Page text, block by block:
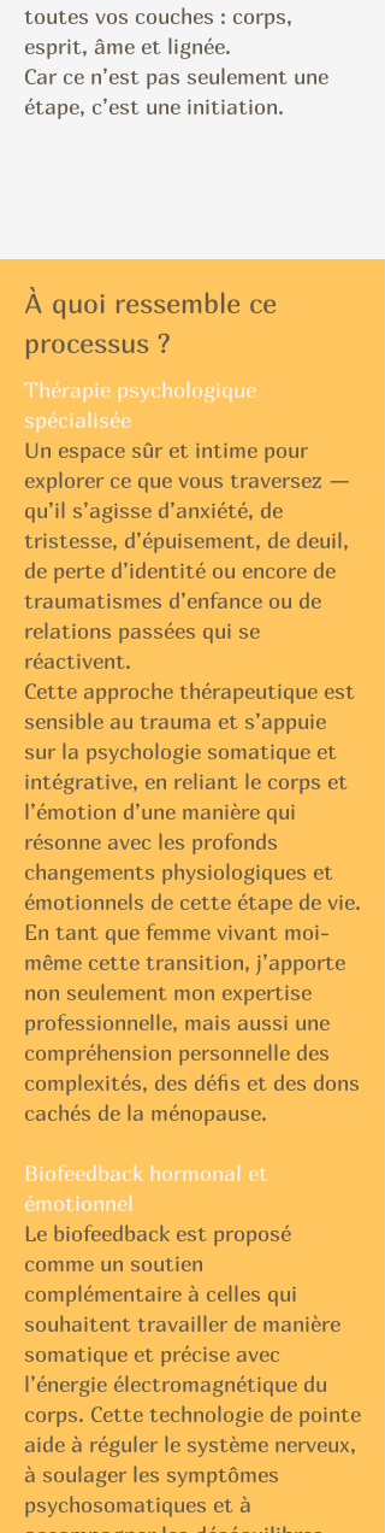
toutes vos couches : corps,
esprit, âme et lignée.
Car ce n’est pas seulement une
étape, c’est une initiation.
À quoi ressemble ce
processus ?
Thérapie psychologique
spécialisée
Un espace sûr et intime pour
explorer ce que vous traversez —
qu’il s’agisse d’anxiété, de
tristesse, d’épuisement, de deuil,
de perte d’identité ou encore de
traumatismes d’enfance ou de
relations passées qui se
réactivent.
Cette approche thérapeutique est
sensible au trauma et s’appuie
sur la psychologie somatique et
intégrative, en reliant le corps et
l’émotion d’une manière qui
résonne avec les profonds
changements physiologiques et
émotionnels de cette étape de vie.
En tant que femme vivant moi-
même cette transition, j’apporte
non seulement mon expertise
professionnelle, mais aussi une
compréhension personnelle des
complexités, des défis et des dons
cachés de la ménopause.
Biofeedback hormonal et
émotionnel
Le biofeedback est proposé
comme un soutien
complémentaire à celles qui
souhaitent travailler de manière
somatique et précise avec
l’énergie électromagnétique du
corps. Cette technologie de pointe
aide à réguler le système nerveux,
à soulager les symptômes
psychosomatiques et à